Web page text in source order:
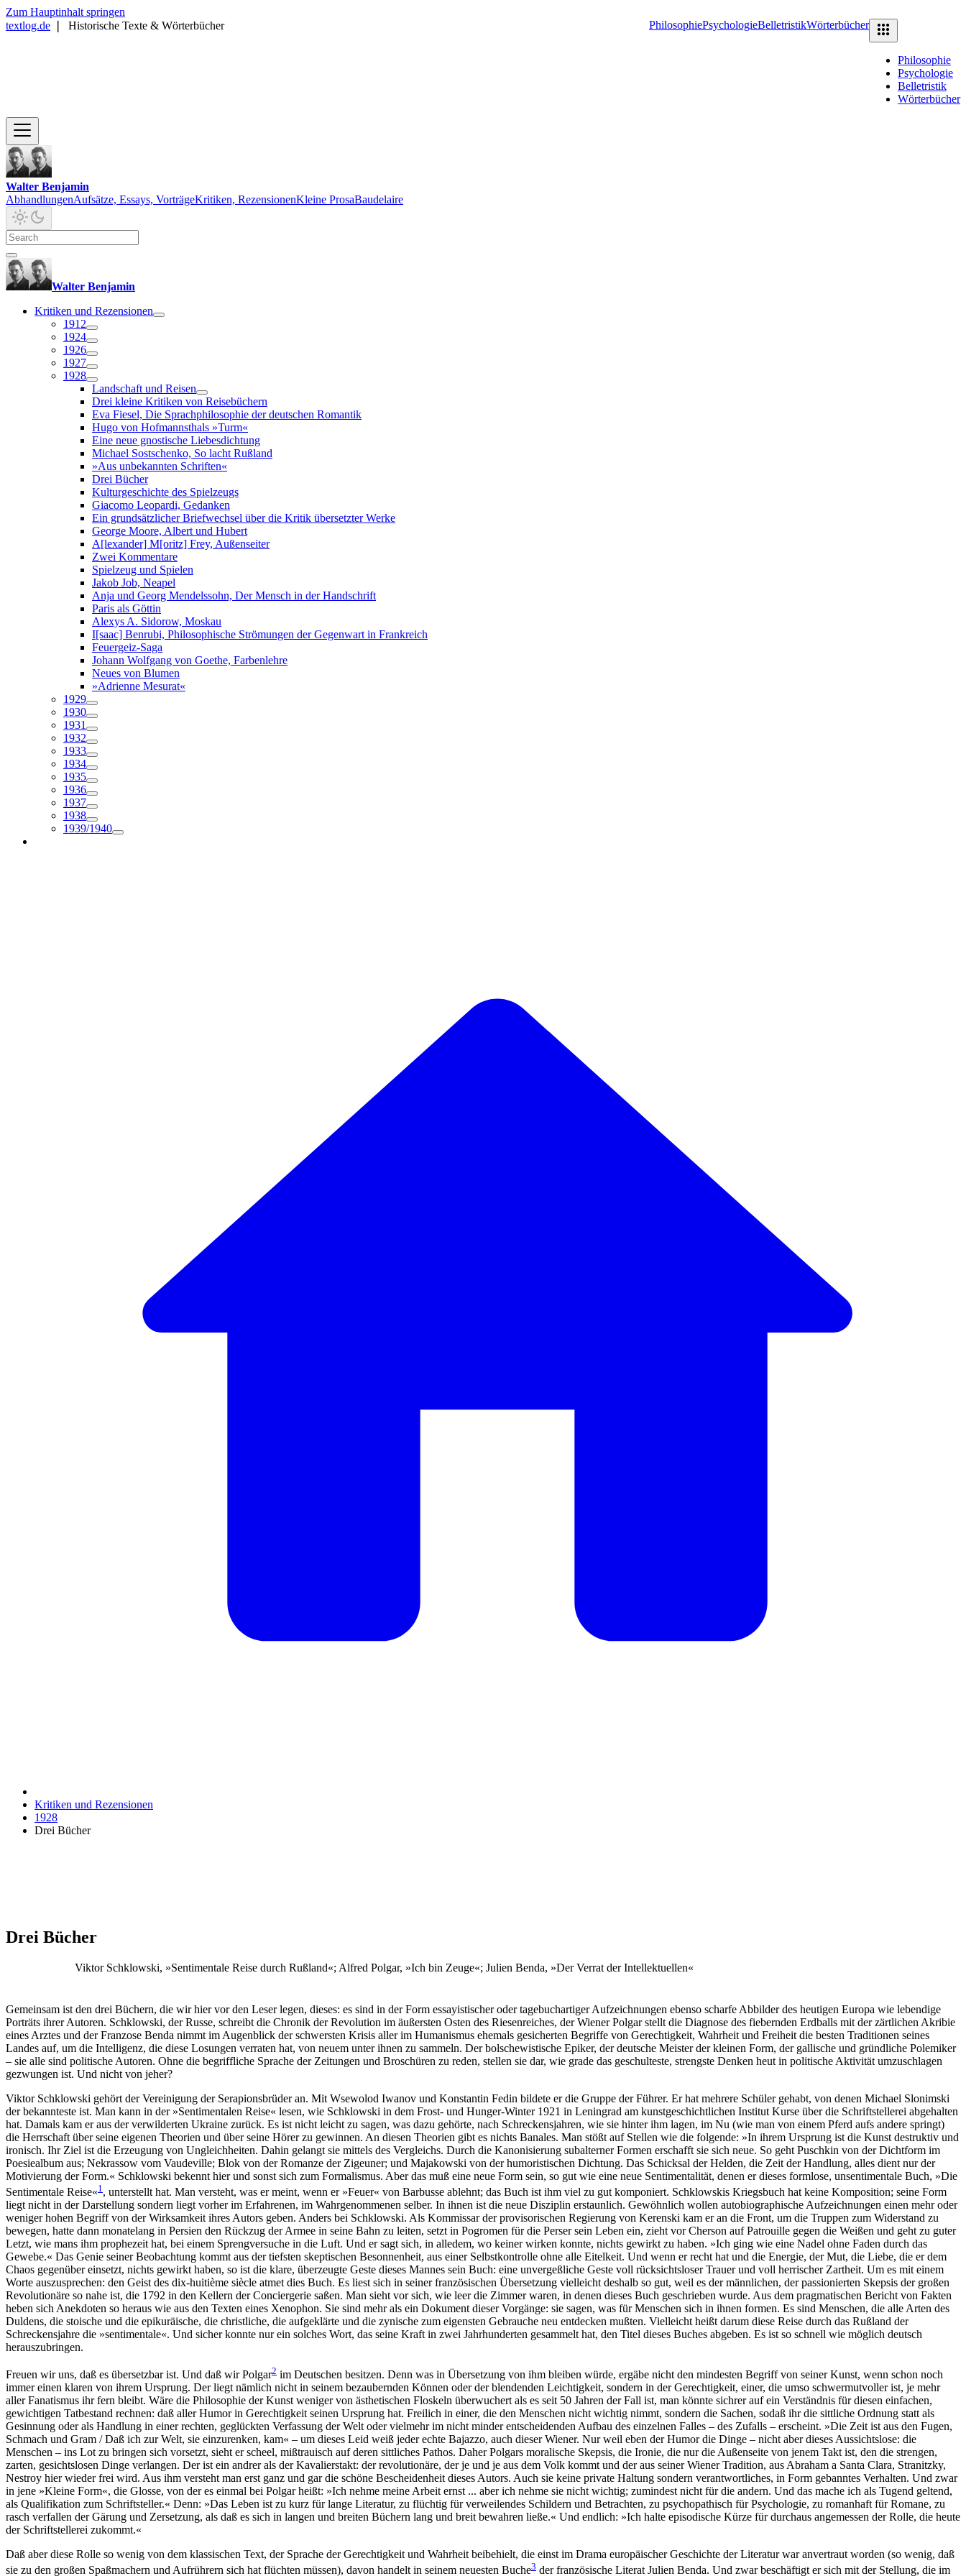
Zum Hauptinhalt springen
textlog.de
Historische Texte & Wörterbücher PhilosophiePsychologieBelletristikWörterbücher
Philosophie
Psychologie
Belletristik
Wörterbücher
Walter Benjamin
AbhandlungenAufsätze, Essays, VorträgeKritiken, RezensionenKleine ProsaBaudelaire
Walter Benjamin
Kritiken und Rezensionen
1912
1924
1926
1927
1928
Landschaft und Reisen
Drei kleine Kritiken von Reisebüchern
Eva Fiesel, Die Sprachphilosophie der deutschen Romantik
Hugo von Hofmannsthals »Turm«
Eine neue gnostische Liebesdichtung
Michael Sostschenko, So lacht Rußland
»Aus unbekannten Schriften«
Drei Bücher
Kulturgeschichte des Spielzeugs
Giacomo Leopardi, Gedanken
Ein grundsätzlicher Briefwechsel über die Kritik übersetzter Werke
George Moore, Albert und Hubert
A[lexander] M[oritz] Frey, Außenseiter
Zwei Kommentare
Spielzeug und Spielen
Jakob Job, Neapel
Anja und Georg Mendelssohn, Der Mensch in der Handschrift
Paris als Göttin
Alexys A. Sidorow, Moskau
I[saac] Benrubi, Philosophische Strömungen der Gegenwart in Frankreich
Feuergeiz-Saga
Johann Wolfgang von Goethe, Farbenlehre
Neues von Blumen
»Adrienne Mesurat«
1929
1930
1931
1932
1933
1934
1935
1936
1937
1938
1939/1940
Kritiken und Rezensionen
1928
Drei Bücher
Drei Bücher
Viktor Schklowski, »Sentimentale Reise durch Rußland«; Alfred Polgar, »Ich bin Zeuge«; Julien Benda, »Der Verrat der Intellektuellen«
Gemeinsam ist den drei Büchern, die wir hier vor den Leser legen, dieses: es sind in der Form essayistischer oder tagebuchartiger Aufzeichnungen ebenso scharfe Abbilder des heutigen Europa wie lebendige
Porträts ihrer Autoren. Schklowski, der Russe, schreibt die Chronik der Revolution im äußersten Osten des Riesenreiches, der Wiener Polgar stellt die Diagnose des fiebernden Erdballs mit der zärtlichen Akribie
eines Arztes und der Franzose Benda nimmt im Augenblick der schwersten Krisis aller im Humanismus ehemals gesicherten Begriffe von Gerechtigkeit, Wahrheit und Freiheit die besten Traditionen seines
Landes auf, um die Intelligenz, die diese Losungen verraten hat, von neuem unter ihnen zu sammeln. Der bolschewistische Epiker, der deutsche Meister der kleinen Form, der gallische und gründliche Polemiker
– sie alle sind politische Autoren. Ohne die begriffliche Sprache der Zeitungen und Broschüren zu reden, stellen sie dar, wie grade das geschulteste, strengste Denken heut in politische Aktivität umzuschlagen
gezwungen ist. Und nicht von jeher?
Viktor Schklowski gehört der Vereinigung der Serapionsbrüder an. Mit Wsewolod Iwanov und Konstantin Fedin bildete er die Gruppe der Führer. Er hat mehrere Schüler gehabt, von denen Michael Slonimski
der bekannteste ist. Man kann in der »Sentimentalen Reise« lesen, wie Schklowski in dem Frost- und Hunger-Winter 1921 in Leningrad am kunstgeschichtlichen Institut Kurse über die Schriftstellerei abgehalten
hat. Damals kam er aus der verwilderten Ukraine zurück. Es ist nicht leicht zu sagen, was dazu gehörte, nach Schreckensjahren, wie sie hinter ihm lagen, im Nu (wie man von einem Pferd aufs andere springt)
die Herrschaft über seine eigenen Theorien und über seine Hörer zu gewinnen. An diesen Theorien gibt es nichts Banales. Man stößt auf Stellen wie die folgende: »In ihrem Ursprung ist die Kunst destruktiv und
ironisch. Ihr Ziel ist die Erzeugung von Ungleichheiten. Dahin gelangt sie mittels des Vergleichs. Durch die Kanonisierung subalterner Formen erschafft sie sich neue. So geht Puschkin von der Dichtform im
Poesiealbum aus; Nekrassow vom Vaudeville; Blok von der Romanze der Zigeuner; und Majakowski von der humoristischen Dichtung. Das Schicksal der Helden, die Zeit der Handlung, alles dient nur der
Motivierung der Form.« Schklowski bekennt hier und sonst sich zum Formalismus. Aber das muß eine neue Form sein, so gut wie eine neue Sentimentalität, denen er dieses formlose, unsentimentale Buch, »Die
Sentimentale Reise«1 , unterstellt hat. Man versteht, was er meint, wenn er »Feuer« von Barbusse ablehnt; das Buch ist ihm viel zu gut komponiert. Schklowskis Kriegsbuch hat keine Komposition; seine Form
liegt nicht in der Darstellung sondern liegt vorher im Erfahrenen, im Wahrgenommenen selber. In ihnen ist die neue Disziplin erstaunlich. Gewöhnlich wollen autobiographische Aufzeichnungen einen mehr oder
weniger hohen Begriff von der Wirksamkeit ihres Autors geben. Anders bei Schklowski. Als Kommissar der provisorischen Regierung von Kerenski kam er an die Front, um die Truppen zum Widerstand zu
bewegen, hatte dann monatelang in Persien den Rückzug der Armee in seine Bahn zu leiten, setzt in Pogromen für die Perser sein Leben ein, zieht vor Cherson auf Patrouille gegen die Weißen und geht zu guter
Letzt, wie mans ihm prophezeit hat, bei einem Sprengversuche in die Luft. Und er sagt sich, in alledem, wo keiner wirken konnte, nichts gewirkt zu haben. »Ich ging wie eine Nadel ohne Faden durch das
Gewebe.« Das Genie seiner Beobachtung kommt aus der tiefsten skeptischen Besonnenheit, aus einer Selbstkontrolle ohne alle Eitelkeit. Und wenn er recht hat und die Energie, der Mut, die Liebe, die er dem
Chaos gegenüber einsetzt, nichts gewirkt haben, so ist die klare, überzeugte Geste dieses Mannes sein Buch: eine unvergeßliche Geste voll rücksichtsloser Trauer und voll herrischer Zartheit. Um es mit einem
Worte auszusprechen: den Geist des dix-huitième siècle atmet dies Buch. Es liest sich in seiner französischen Übersetzung vielleicht deshalb so gut, weil es der männlichen, der passionierten Skepsis der großen
Revolutionäre so nahe ist, die 1792 in den Kellern der Conciergerie saßen. Man sieht vor sich, wie leer die Zimmer waren, in denen dieses Buch geschrieben wurde. Aus dem pragmatischen Bericht von Fakten
heben sich Anekdoten so heraus wie aus den Texten eines Xenophon. Sie sind mehr als ein Dokument dieser Vorgänge: sie sagen, was für Menschen sich in ihnen formen. Es sind Menschen, die alle Arten des
Duldens, die stoische und die epikuräische, die christliche, die aufgeklärte und die zynische zum eigensten Gebrauche neu entdecken mußten. Vielleicht heißt darum diese Reise durch das Rußland der
Schreckensjahre die »sentimentale«. Und sicher konnte nur ein solches Wort, das seine Kraft in zwei Jahrhunderten gesammelt hat, den Titel dieses Buches abgeben. Es ist so schnell wie möglich deutsch
herauszubringen.
Freuen wir uns, daß es übersetzbar ist. Und daß wir Polgar2 im Deutschen besitzen. Denn was in Übersetzung von ihm bleiben würde, ergäbe nicht den mindesten Begriff von seiner Kunst, wenn schon noch
immer einen klaren von ihrem Ursprung. Der liegt nämlich nicht in seinem bezaubernden Können oder der blendenden Leichtigkeit, sondern in der Gerechtigkeit, einer, die umso schwermutvoller ist, je mehr
aller Fanatismus ihr fern bleibt. Wäre die Philosophie der Kunst weniger von ästhetischen Floskeln überwuchert als es seit 50 Jahren der Fall ist, man könnte sichrer auf ein Verständnis für diesen einfachen,
gewichtigen Tatbestand rechnen: daß aller Humor in Gerechtigkeit seinen Ursprung hat. Freilich in einer, die den Menschen nicht wichtig nimmt, sondern die Sachen, sodaß ihr die sittliche Ordnung statt als
Gesinnung oder als Handlung in einer rechten, geglückten Verfassung der Welt oder vielmehr im nicht minder entscheidenden Aufbau des einzelnen Falles – des Zufalls – erscheint. »Die Zeit ist aus den Fugen,
Schmach und Gram / Daß ich zur Welt, sie einzurenken, kam« – um dieses Leid weiß jeder echte Bajazzo, auch dieser Wiener. Nur weil eben der Humor die Dinge – nicht aber dieses Aussichtslose: die
Menschen – ins Lot zu bringen sich vorsetzt, sieht er scheel, mißtrauisch auf deren sittliches Pathos. Daher Polgars moralische Skepsis, die Ironie, die nur die Außenseite von jenem Takt ist, den die strengen,
zarten, gesichtslosen Dinge verlangen. Der ist ein andrer als der Kavalierstakt: der revolutionäre, der je und je aus dem Volk kommt und der aus seiner Wiener Tradition, aus Abraham a Santa Clara, Stranitzky,
Nestroy hier wieder frei wird. Aus ihm versteht man erst ganz und gar die schöne Bescheidenheit dieses Autors. Auch sie keine private Haltung sondern verantwortliches, in Form gebanntes Verhalten. Und zwar
in jene »Kleine Form«, die Glosse, von der es einmal bei Polgar heißt: »Ich nehme meine Arbeit ernst ... aber ich nehme sie nicht wichtig; zumindest nicht für die andern. Und das mache ich als Tugend geltend,
als Qualifikation zum Schriftsteller.« Denn: »Das Leben ist zu kurz für lange Literatur, zu flüchtig für verweilendes Schildern und Betrachten, zu psychopathisch für Psychologie, zu romanhaft für Romane, zu
rasch verfallen der Gärung und Zersetzung, als daß es sich in langen und breiten Büchern lang und breit bewahren ließe.« Und endlich: »Ich halte episodische Kürze für durchaus angemessen der Rolle, die heute
der Schriftstellerei zukommt.«
Daß aber diese Rolle so wenig von dem klassischen Text, der Sprache der Gerechtigkeit und Wahrheit beibehielt, die einst im Drama europäischer Geschichte der Literatur war anvertraut worden (so wenig, daß
sie zu den großen Spaßmachern und Aufrührern sich hat flüchten müssen), davon handelt in seinem neuesten Buche3 der französische Literat Julien Benda. Und zwar beschäftigt er sich mit der Stellung, die im